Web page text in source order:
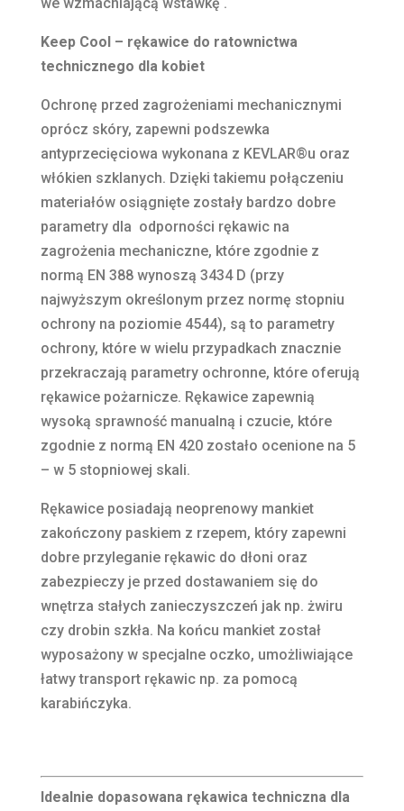
Keep Cool – rękawice do ratownictwa
technicznego dla kobiet
Ochronę przed zagrożeniami mechanicznymi
oprócz skóry, zapewni podszewka
antyprzecięciowa wykonana z KEVLAR®u oraz
włókien szklanych. Dzięki takiemu połączeniu
materiałów osiągnięte zostały bardzo dobre
parametry dla odporności rękawic na
zagrożenia mechaniczne, które zgodnie z
normą EN 388 wynoszą 3434 D (przy
najwyższym określonym przez normę stopniu
ochrony na poziomie 4544), są to parametry
ochrony, które w wielu przypadkach znacznie
przekraczają parametry ochronne, które oferują
rękawice pożarnicze. Rękawice zapewnią
wysoką sprawność manualną i czucie, które
zgodnie z normą EN 420 zostało ocenione na 5
– w 5 stopniowej skali.
Rękawice posiadają neoprenowy mankiet
zakończony paskiem z rzepem, który zapewni
dobre przyleganie rękawic do dłoni oraz
zabezpieczy je przed dostawaniem się do
wnętrza stałych zanieczyszczeń jak np. żwiru
czy drobin szkła. Na końcu mankiet został
wyposażony w specjalne oczko, umożliwiające
łatwy transport rękawic np. za pomocą
karabińczyka.
Idealnie dopasowana rękawica techniczna dla